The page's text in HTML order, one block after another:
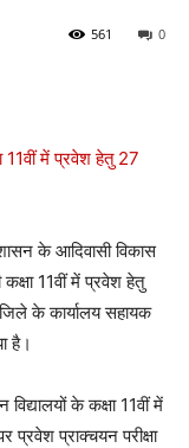
0
561
के आदिवासी विकास
कक्षा 11वीं में प्रवेश हेतु
के कार्यालय सहायक
है।
के कक्षा 11वीं में
प्रवेश प्राक्चयन परीक्षा